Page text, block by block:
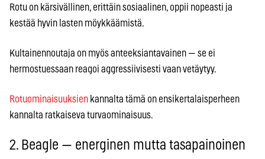
Rotu on kärsivällinen, erittäin sosiaalinen, oppii nopeasti ja
kestää hyvin lasten möykkäämistä.
Kultainennoutaja on myös anteeksiantavainen — se ei
hermostuessaan reagoi aggressiivisesti vaan vetäytyy.
Rotuominaisuuksien kannalta tämä on ensikertalaisperheen
kannalta ratkaiseva turvaominaisuus.
2. Beagle — energinen mutta tasapainoinen